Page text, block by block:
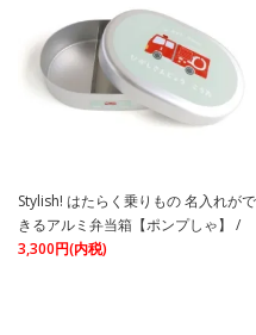
Stylish! はたらく乗りもの 名入れがで
きるアルミ弁当箱【ポンプしゃ】 /
3,300円(内税)